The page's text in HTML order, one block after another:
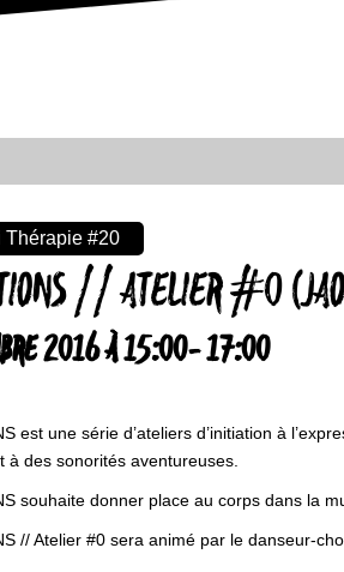
// ATELIER #0
2016 À 15:00-17:00
Thérapie #20
est une série d’ateliers d’initiation à
à des sonorités aventureuses.
souhaite donner place au corps dans la
// Atelier #0 sera animé par le danseur-